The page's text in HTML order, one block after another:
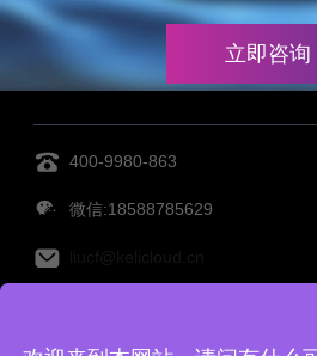
立即咨询
400-9980-863
微信:18588785629
MES管理系统 设备管理系统